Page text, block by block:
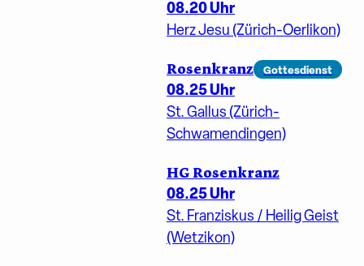
08.20 Uhr
Herz Jesu (Zürich-Oerlikon)
Rosenkranz Gottesdienst
08.25 Uhr
St. Gallus (Zürich-
Schwamendingen)
HG Rosenkranz
08.25 Uhr
St. Franziskus / Heilig Geist
(Wetzikon)